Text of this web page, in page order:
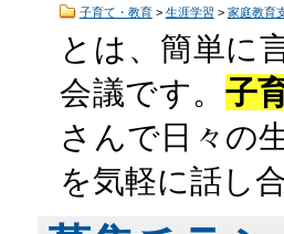
子育て・教育> 生涯学習 > 家庭教育
とは、簡単に
会議です。 子
さんで日々の
を気軽に話し